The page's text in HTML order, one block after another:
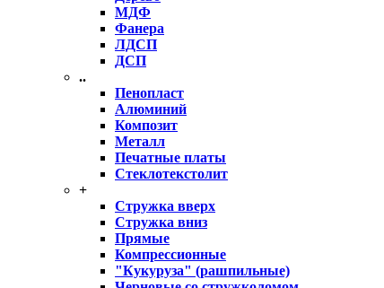
МДФ
Фанера
ЛДСП
ДСП
..
Пенопласт
Алюминий
Композит
Металл
Печатные платы
Стеклотекстолит
+
Стружка вверх
Стружка вниз
Прямые
Компрессионные
"Кукуруза" (рашпильные)